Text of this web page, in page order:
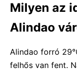
Milyen az
Alindao
Alindao forró
felhős van fent.